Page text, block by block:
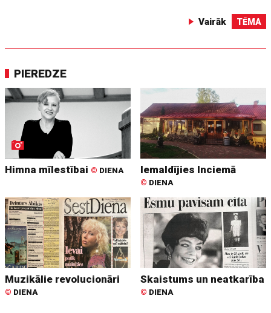
Vairāk TĒMA
PIEREDZE
Himna mīlestībai © DIENA Iemaldījies Inciemā
© DIENA
Muzikālie revolucionāri
© DIENA
Skaistums un neatkarība
© DIENA